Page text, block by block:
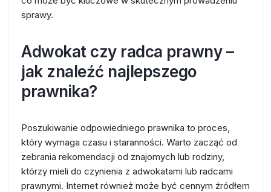
sprawy.
Adwokat czy radca prawny –
jak znaleźć najlepszego
prawnika?
Poszukiwanie odpowiedniego prawnika to proces,
który wymaga czasu i staranności. Warto zacząć od
zebrania rekomendacji od znajomych lub rodziny,
którzy mieli do czynienia z adwokatami lub radcami
prawnymi. Internet również może być cennym źródłem